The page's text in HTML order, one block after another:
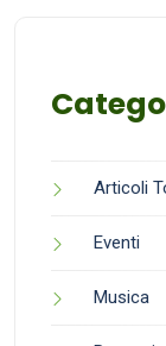
Articoli
Eventi
Musica